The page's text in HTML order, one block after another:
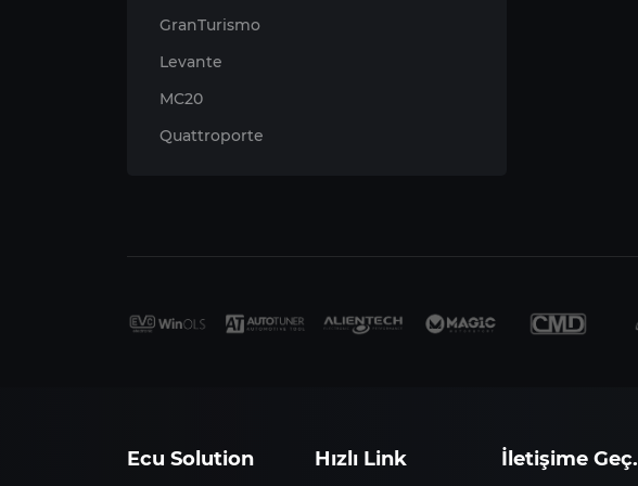
GranTurismo
Levante
MC20
Quattroporte
Ecu Solution Hızlı Link İletişime Geç.